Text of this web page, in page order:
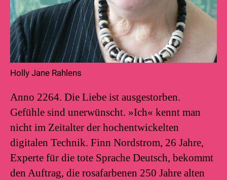
Holly Jane Rahlens
Anno 2264. Die Liebe ist ausgestorben.
Gefühle sind unerwünscht. »Ich« kennt man
nicht im Zeitalter der hochentwickelten
digitalen Technik. Finn Nordstrom, 26 Jahre,
Experte für die tote Sprache Deutsch, bekommt
den Auftrag, die rosafarbenen 250 Jahre alten